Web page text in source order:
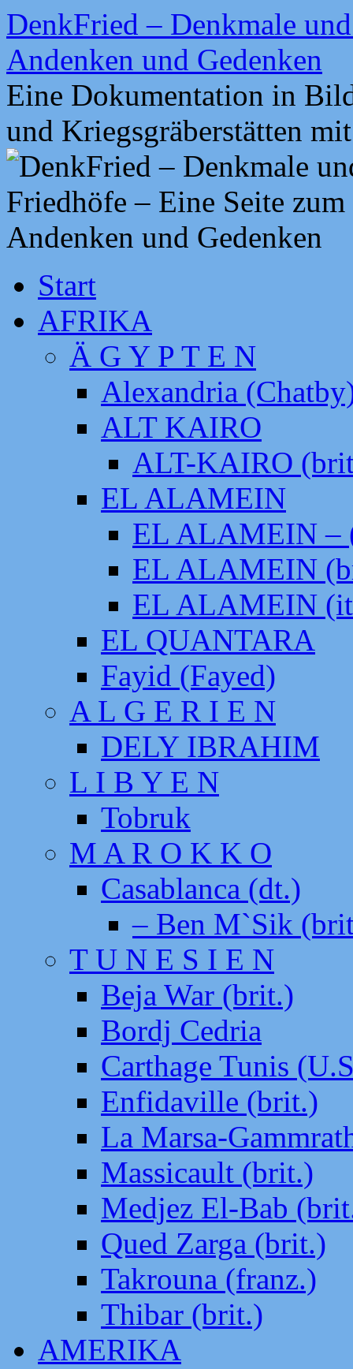
Zum
Inhalt
springen
DenkFried – Denkmale
Andenken und Gedenken
Eine Dokumentation in
und Kriegsgräberstätten
Start
AFRIKA
Ä G Y P T E N
Alexandria
ALT KAIRO
ALT-KAIRO
EL ALAMEIN
EL ALAMEIN –
EL ALAMEIN
EL ALAMEIN
EL QUANTARA
Fayid (Fayed)
A L G E R I E N
DELY IBRAHIM
L I B Y E N
Tobruk
M A R O K K O
Casablanca (dt.)
– Ben M`Sik
T U N E S I E N
Beja War (brit.)
Bordj Cedria
Carthage Tunis
Enfidaville (brit.)
La Marsa-
Massicault (brit.)
Medjez El-Bab
Qued Zarga (brit.)
Takrouna (franz.)
Thibar (brit.)
AMERIKA